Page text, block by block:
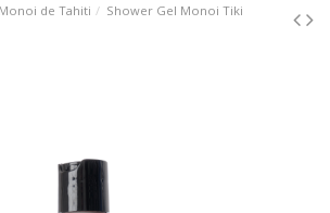
Monoi de Tahiti
Shower Gel Monoi Tiki